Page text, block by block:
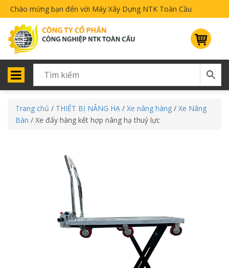
Chào mừng bạn đến với Máy Xây Dựng NTK Toàn Cầu
Trang chủ / THIẾT BỊ NÂNG HẠ / Xe nâng hàng / Xe Nâng
Bàn / Xe đẩy hàng kết hợp nâng hạ thuỷ lực